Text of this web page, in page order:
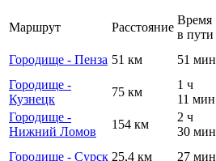
Маршрут Расстояние
Время
в пути
Городище - Пенза 51 км 51 мин
Городище -
Кузнецк
75 км
1 ч
11 мин
Городище -
Нижний Ломов
154 км
2 ч
30 мин
Городище - Сурск 25,4 км 27 мин